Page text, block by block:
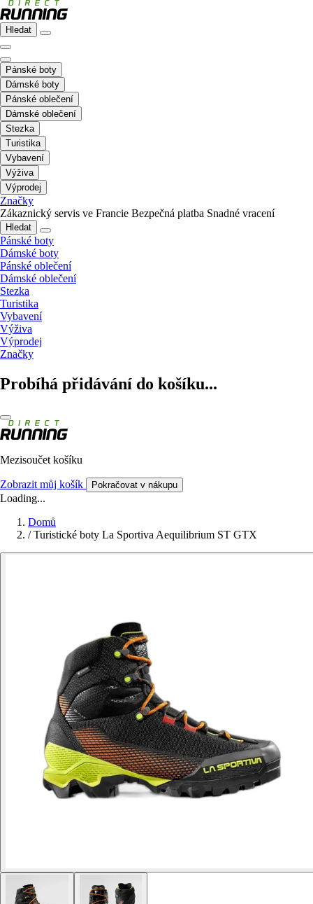
Hledat
Pánské boty
Dámské boty
Pánské oblečení
Dámské oblečení
Stezka
Turistika
Vybavení
Výživa
Výprodej
Značky
Zákaznický servis ve Francie Bezpečná platba Snadné vracení
Hledat
Pánské boty
Dámské boty
Pánské oblečení
Dámské oblečení
Stezka
Turistika
Vybavení
Výživa
Výprodej
Značky
Probíhá přidávání do košíku...
Mezisoučet košíku
Zobrazit můj košík Pokračovat v nákupu
Loading...
Domů
/ Turistické boty La Sportiva Aequilibrium ST GTX